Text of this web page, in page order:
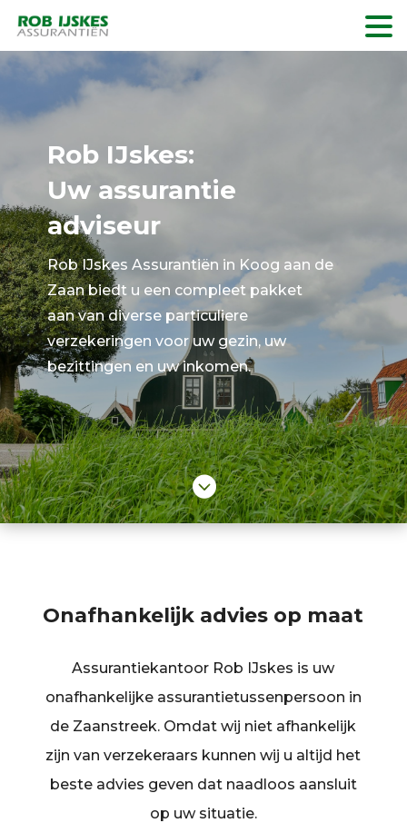
Rob IJskes:
Uw assurantie
adviseur
Rob IJskes Assurantiën in Koog aan de
Zaan biedt u een compleet pakket
aan van diverse particuliere
verzekeringen voor uw gezin, uw
bezittingen en uw inkomen.

Onafhankelijk advies op maat
Assurantiekantoor Rob IJskes is uw
onafhankelijke assurantietussenpersoon in
de Zaanstreek. Omdat wij niet afhankelijk
zijn van verzekeraars kunnen wij u altijd het
beste advies geven dat naadloos aansluit
op uw situatie.